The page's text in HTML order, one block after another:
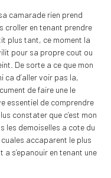
camarade rien prend
croller en tenant prendre
plus tant, ce moment la
pour sa propre cout ou
De sorte a ce que mon
ca d’aller voir pas la,
de faire une le
essentiel de comprendre
constater que c’est mon
les demoiselles a cote du
accaparent le plus
s’epanouir en tenant une